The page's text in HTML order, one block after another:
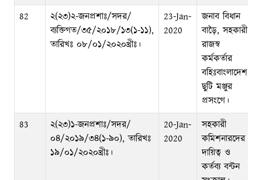
82
২(২৩)২-জনপ্রশাঃ/সদর/
ব্যক্তিগত/৩৫/২০১৮/১৩(১-১১),
তারিখঃ ০৮/০১/২০২০খ্রীঃ।
23-Jan-
2020
জনাব বিধান
বাড়ৈ, সহকারী
রাজস্ব
কর্মকর্তার
বহিঃবাংলাদেশ
ছুটি মঞ্জুর
প্রসংগে।
83
২(২৩)১-জনপ্রশাঃ/সদর/
০৪/২০১৯/৩৪(১-৯০), তারিখঃ
১৯/০১/২০২০খ্রীঃ।
20-Jan-
2020
সহকারী
কমিশনারদের
দায়িত্ব ও
কর্তব্য বন্টন